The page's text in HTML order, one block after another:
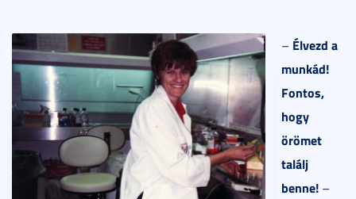
– Élvezd a
munkád!
Fontos,
hogy
örömet
találj
benne! –